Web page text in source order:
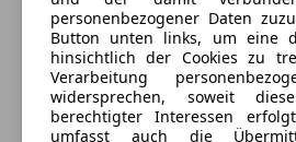
Ausstattung
Komfort
Armlehne
Berganfahrassistent
Mehr anzeigen
Farbe und
personenbezogener Daten
Button unten links, um eine
hinsichtlich der Cookies zu
Verarbeitung
widersprechen, soweit
berechtigter Interessen
umfasst auch die